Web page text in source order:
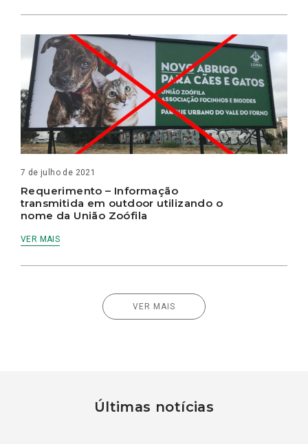
7 de julho de 2021
Requerimento – Informação
transmitida em outdoor utilizando o
nome da União Zoófila
VER MAIS
VER MAIS
Últimas notícias